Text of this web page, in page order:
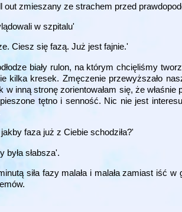
out zmieszany ze strachem przed
w szpitalu'
Ciesz się fazą. Już jest fajnie.'
biały rulon, na którym chcięliśmy
kilka kresek. Zmęczenie przewyższało
w inną stronę zorientowałam się, że
tętno i senność. Nic nie jest
faza już z Ciebie schodziła?'
była słabsza'.
siła fazy malała i malała zamiast iść